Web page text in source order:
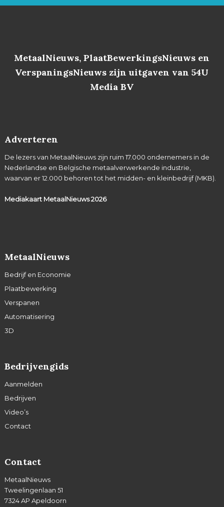
MetaalNieuws, PlaatBewerkingsNieuws en
VerspaningsNieuws zijn uitgaven van 54U
Media BV
Adverteren
De lezers van MetaalNieuws zijn ruim 17.000 ondernemers in de
Nederlandse en Belgische metaalverwerkende industrie,
waarvan er 12.000 behoren tot het midden- en kleinbedrijf (MKB).
Mediakaart MetaalNieuws2026
MetaalNieuws
Bedrijf en Economie
Plaatbewerking
Verspanen
Automatisering
3D
Bedrijvengids
Aanmelden
Bedrijven
Video’s
Contact
Contact
MetaalNieuws
Tweelingenlaan 51
7324 AP Apeldoorn